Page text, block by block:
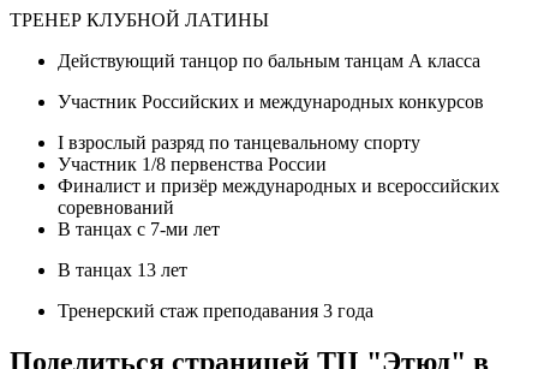
ТРЕНЕР КЛУБНОЙ ЛАТИНЫ
Действующий танцор по бальным танцам А класса
Участник Российских и международных конкурсов
I взрослый разряд по танцевальному спорту
Участник 1/8 первенства России
Финалист и призёр международных и всероссийских
соревнований
В танцах с 7-ми лет
В танцах 13 лет
Тренерский стаж преподавания 3 года
Поделиться страницей ТЦ "Этюд" в